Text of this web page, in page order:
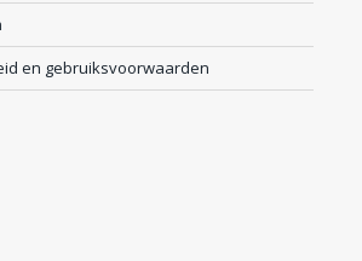
en gebruiksvoorwaarden